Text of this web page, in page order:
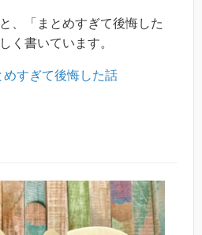
、「まとめすぎて後悔した
く書いています。
すぎて後悔した話